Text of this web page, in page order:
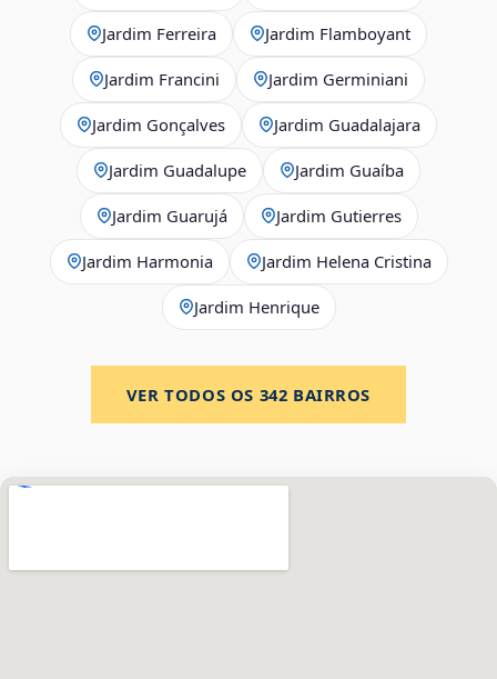
Jardim Ferreira Jardim Flamboyant
Jardim Francini Jardim Germiniani
Jardim Gonçalves Jardim Guadalajara
Jardim Guadalupe Jardim Guaíba
Jardim Guarujá Jardim Gutierres
Jardim Harmonia Jardim Helena Cristina
Jardim Henrique
VER TODOS OS 342 BAIRROS